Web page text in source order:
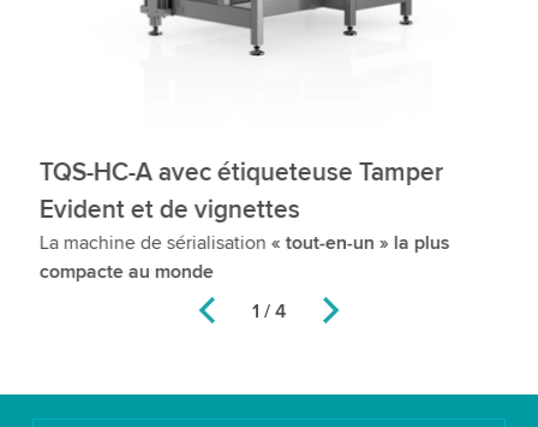
2 / 4
TQS-HC-A avec étiqueteuse Tamper
Evident et de vignettes
La machine de sérialisation« tout-en-un » la plus
compacte au monde